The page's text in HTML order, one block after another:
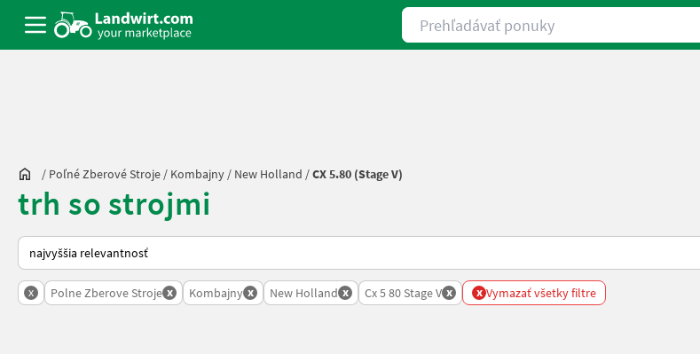
Prehľadávať ponuky
/ Poľné Zberové Stroje / Kombajny / New Holland /CX 5.80 (Stage V)
trh so strojmi
Takto sa vykonáva triedenie na Landwirt.com
x Polne Zberove Stroje x Kombajny x New Holland x Cx 5 80 Stage V x x Vymazať všetky filtre